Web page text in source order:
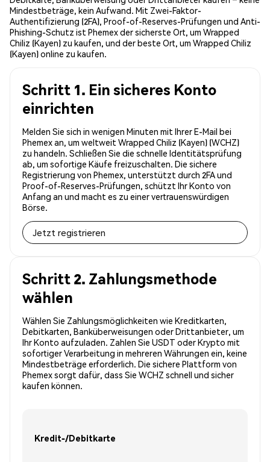
Mindestbeträge, kein Aufwand. Mit Zwei-Faktor-
Authentifizierung (2FA), Proof-of-Reserves-Prüfungen und Anti-
Phishing-Schutz ist Phemex der sicherste Ort, um Wrapped
Chiliz (Kayen) zu kaufen, und der beste Ort, um Wrapped Chiliz
(Kayen) online zu kaufen.
Schritt 1. Ein sicheres Konto
einrichten
Melden Sie sich in wenigen Minuten mit Ihrer E-Mail bei
Phemex an, um weltweit Wrapped Chiliz (Kayen) (WCHZ)
zu handeln. Schließen Sie die schnelle Identitätsprüfung
ab, um sofortige Käufe freizuschalten. Die sichere
Registrierung von Phemex, unterstützt durch 2FA und
Proof-of-Reserves-Prüfungen, schützt Ihr Konto von
Anfang an und macht es zu einer vertrauenswürdigen
Börse.
Jetzt registrieren
Schritt 2. Zahlungsmethode
wählen
Wählen Sie Zahlungsmöglichkeiten wie Kreditkarten,
Debitkarten, Banküberweisungen oder Drittanbieter, um
Ihr Konto aufzuladen. Zahlen Sie USDT oder Krypto mit
sofortiger Verarbeitung in mehreren Währungen ein, keine
Mindestbeträge erforderlich. Die sichere Plattform von
Phemex sorgt dafür, dass Sie WCHZ schnell und sicher
kaufen können.
Kredit-/Debitkarte